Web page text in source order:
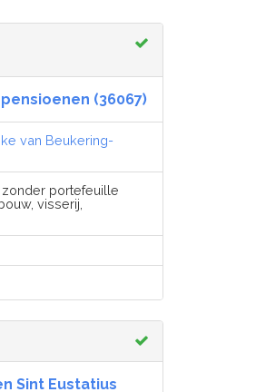
(36067)
van Beukering-
portefeuille
visserij,
Sint Eustatius